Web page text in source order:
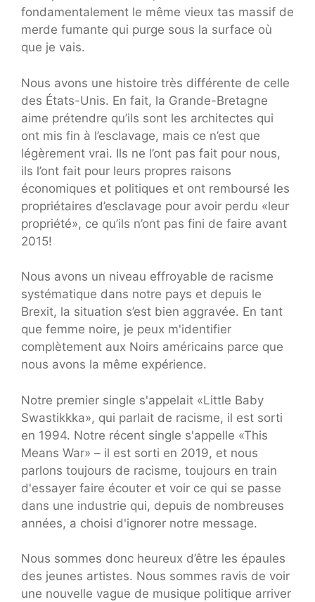
fondamentalement le même vieux tas massif de
merde fumante qui purge sous la surface où
que je vais.
Nous avons une histoire très différente de celle
des États-Unis. En fait, la Grande-Bretagne
aime prétendre qu’ils sont les architectes qui
ont mis fin à l’esclavage, mais ce n’est que
légèrement vrai. Ils ne l’ont pas fait pour nous,
ils l’ont fait pour leurs propres raisons
économiques et politiques et ont remboursé les
propriétaires d’esclavage pour avoir perdu «leur
propriété», ce qu’ils n’ont pas fini de faire avant
2015!
Nous avons un niveau effroyable de racisme
systématique dans notre pays et depuis le
Brexit, la situation s’est bien aggravée. En tant
que femme noire, je peux m'identifier
complètement aux Noirs américains parce que
nous avons la même expérience.
Notre premier single s'appelait «Little Baby
Swastikkka», qui parlait de racisme, il est sorti
en 1994. Notre récent single s'appelle «This
Means War» – il est sorti en 2019, et nous
parlons toujours de racisme, toujours en train
d'essayer faire écouter et voir ce qui se passe
dans une industrie qui, depuis de nombreuses
années, a choisi d'ignorer notre message.
Nous sommes donc heureux d’être les épaules
des jeunes artistes. Nous sommes ravis de voir
une nouvelle vague de musique politique arriver